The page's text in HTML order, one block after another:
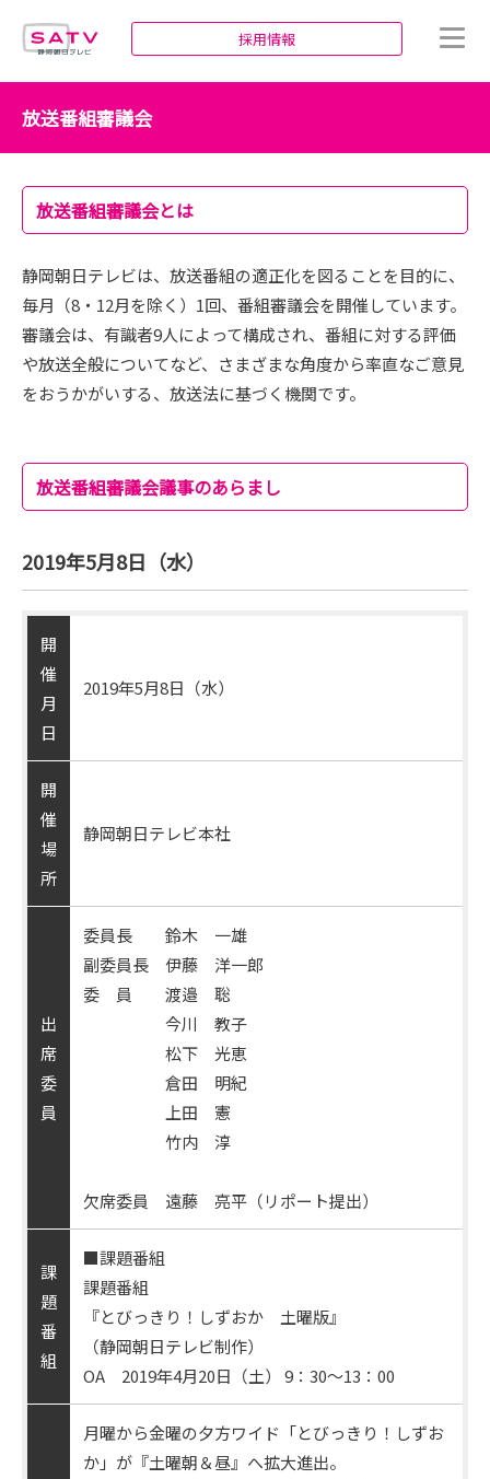
採用情報
放送番組審議会
放送番組審議会とは
静岡朝日テレビは、放送番組の適正化を図ることを目的に、
毎月（8・12月を除く）1回、番組審議会を開催しています。
審議会は、有識者9人によって構成され、番組に対する評価
や放送全般についてなど、さまざまな角度から率直なご意見
をおうかがいする、放送法に基づく機関です。
放送番組審議会議事のあらまし
2019年5月8日（水）
開
催
月
日
2019年5月8日（水）
開
催
場
所
静岡朝日テレビ本社
出
席
委
員
委員長 鈴木 一雄
副委員長 伊藤 洋一郎
委 員 渡邉 聡
今川 教子
松下 光恵
倉田 明紀
上田 憲
竹内 淳
欠席委員 遠藤 亮平（リポート提出）
課
題
番
組
■課題番組
課題番組
『とびっきり！しずおか 土曜版』
（静岡朝日テレビ制作）
OA 2019年4月20日（土） 9：30～13：00
月曜から金曜の夕方ワイド「とびっきり！しずお
か」が『土曜朝＆昼』へ拡大進出。